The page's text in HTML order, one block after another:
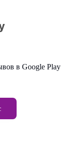
в Google Play